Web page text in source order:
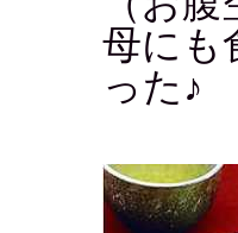
母にも
った♪